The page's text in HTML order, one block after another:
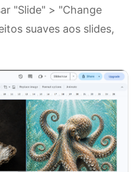
"Slide" > "Change
suaves aos slides,